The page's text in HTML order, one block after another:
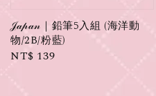
𝒥𝒶𝓅𝒶𝓃｜鉛筆5入組 (海洋動
物/2B/粉藍)
Regular
NT$ 139